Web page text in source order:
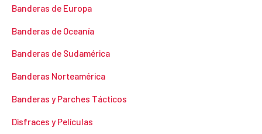
Banderas de Europa
Banderas de Oceanía
Banderas de Sudamérica
Banderas Norteamérica
Banderas y Parches Tácticos
Disfraces y Películas